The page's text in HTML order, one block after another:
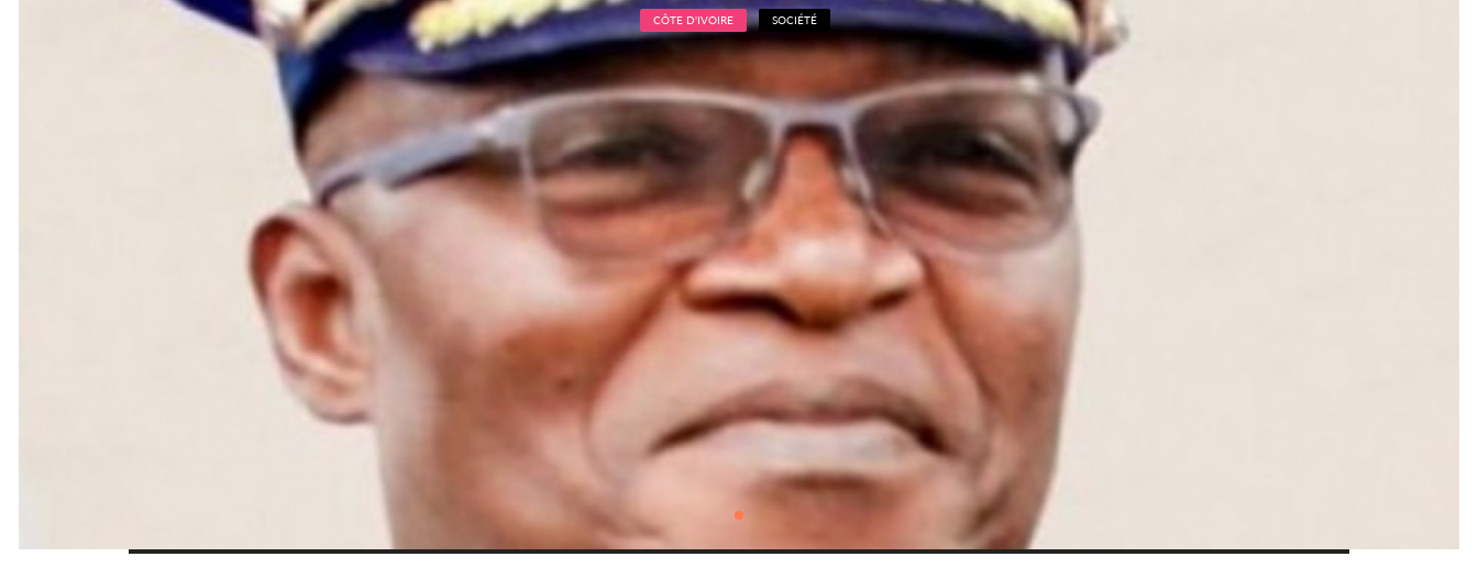
CÔTE D'IVOIRE SOCIÉTÉ